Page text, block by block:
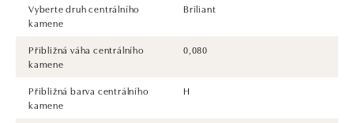
Vyberte druh centrálního
kamene
Briliant
Přibližná váha centrálního
kamene
0,080
Přibližná barva centrálního
kamene
H